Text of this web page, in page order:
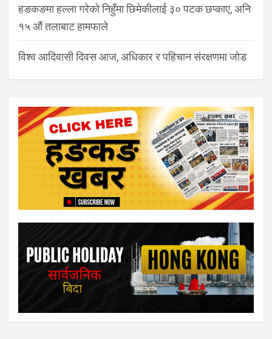
हङकङमा हल्ला गरेको निहुँमा छिमेकीलाई ३० पटक छप्काए, अनि
१५ औं तलाबाट हामफाले
विश्व आदिवासी दिवस आज, अधिकार र पहिचान संरक्षणमा जोड